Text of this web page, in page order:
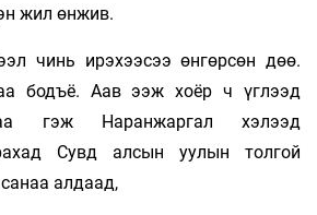
жил өнжив.
чинь ирэхээсээ өнгөрсөн дөө.
бодъё. Аав ээж хоёр ч үглээд
гэж Наранжаргал хэлээд
Сувд алсын уулын толгой
алдаад,